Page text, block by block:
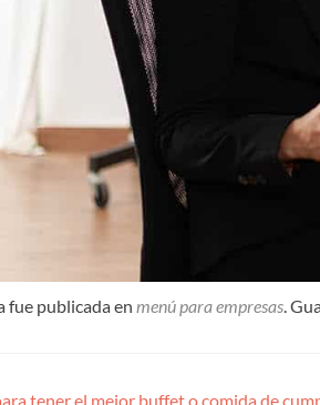
fue publicada en menú para empresas.
tener el mejor buffet o comida de